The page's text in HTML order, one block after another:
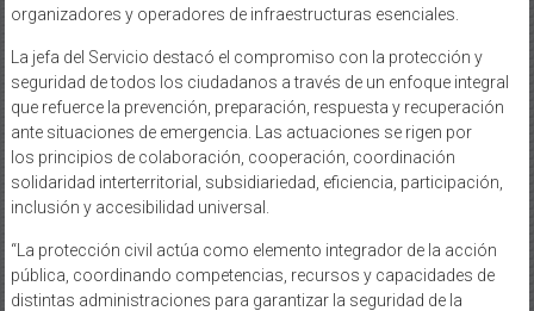
organizadores y operadores de infraestructuras esenciales.
La jefa del Servicio destacó el compromiso con la protección y
seguridad de todos los ciudadanos a través de un enfoque integral
que refuerce la prevención, preparación, respuesta y recuperación
ante situaciones de emergencia. Las actuaciones se rigen por
los principios de colaboración, cooperación, coordinación
solidaridad interterritorial, subsidiariedad, eficiencia, participación,
inclusión y accesibilidad universal.
“La protección civil actúa como elemento integrador de la acción
pública, coordinando competencias, recursos y capacidades de
distintas administraciones para garantizar la seguridad de la